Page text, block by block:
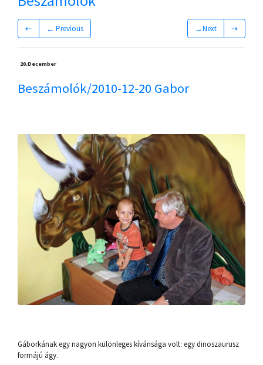
⇠ ← Previous →Next ⇢
20.December
Beszámolók/2010-12-20 Gabor
Gáborkának egy nagyon különleges kívánsága volt: egy dinoszaurusz
formájú ágy.